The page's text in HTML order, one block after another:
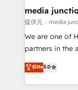
Mexico, USA,
hundred successful
rooted in
training,
inbound
understanding,
media
提供元：media
We are one of
partners in the
design &
companies. We are woman-owned, powered by
Elite5.0